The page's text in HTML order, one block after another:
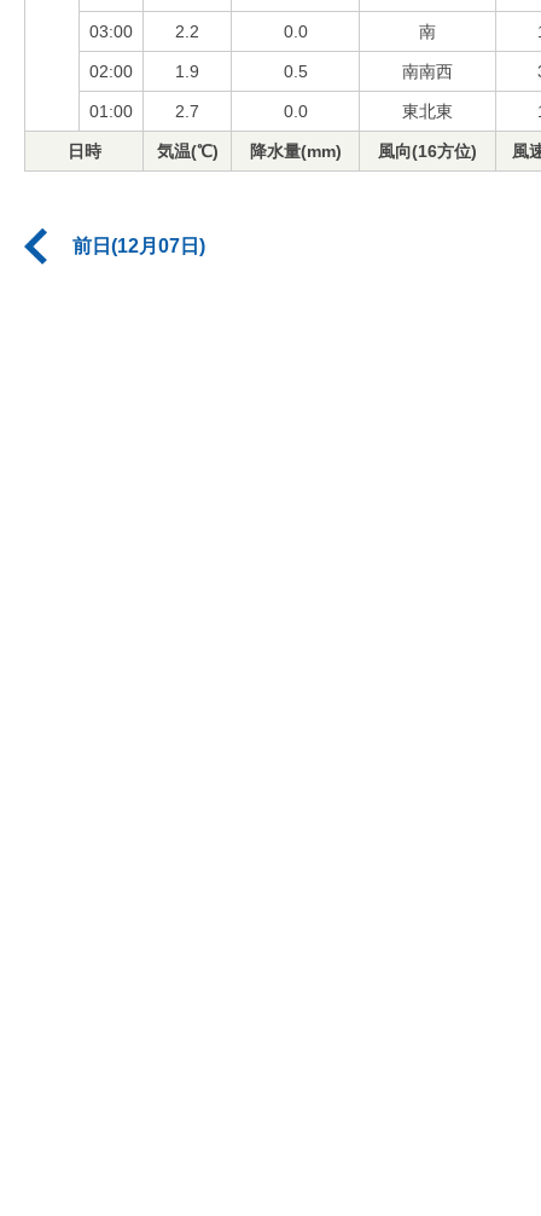
03:00 2.2 0.0 南
02:00 1.9 0.5 南南西
01:00 2.7 0.0 東北東
日時 気温(℃) 降水量(mm) 風向(16方位) 風
前日(12月07日)